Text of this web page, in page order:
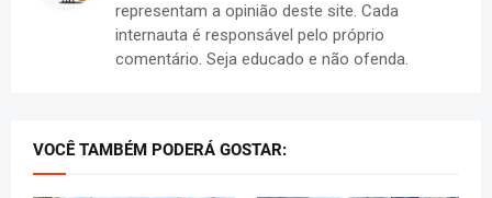
representam a opinião deste site. Cada
internauta é responsável pelo próprio
comentário. Seja educado e não ofenda.
VOCÊ TAMBÉM PODERÁ GOSTAR: